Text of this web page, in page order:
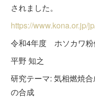
されました。
https://www.kona.or.jp/
令和4年度 ホソカワ
平野 知之
研究テーマ: 気相燃焼
の合成